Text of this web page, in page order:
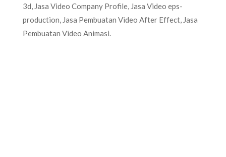
3d, Jasa Video Company Profile, Jasa Video eps-
production, Jasa Pembuatan Video After Effect, Jasa
Pembuatan Video Animasi.